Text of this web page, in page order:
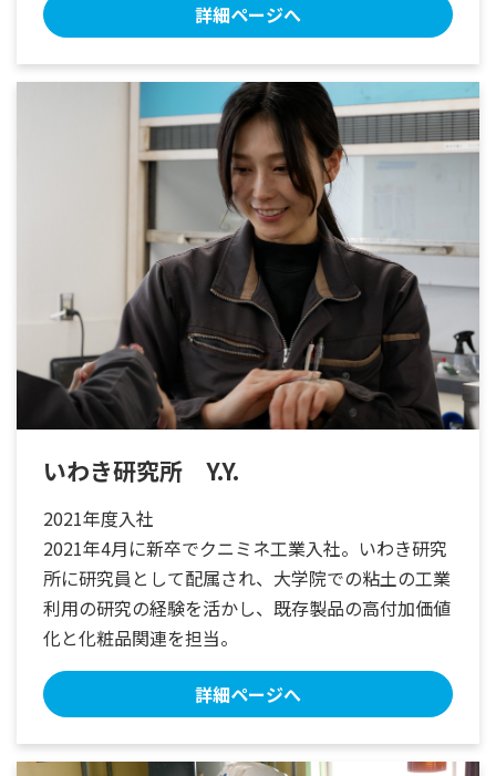
詳細ページへ
いわき研究所 Y.Y.
2021年度入社
2021年4月に新卒でクニミネ工業入社。いわき研究
所に研究員として配属され、大学院での粘土の工業
利用の研究の経験を活かし、既存製品の高付加価値
化と化粧品関連を担当。
詳細ページへ